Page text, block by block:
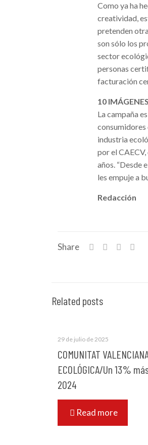
Como ya ha
creatividad,
pretenden
son sólo los
sector
personas
facturación
10 IMÁGENES
La campaña
consumidores
industria
por el
años. “Desde
les empuje a
Redacción
Share
Related posts
29 de julio de 2025
COMUNITAT
ECOLÓGICA/Un 13%
2024
Read more